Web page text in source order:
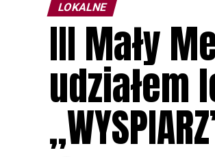
LOKALNE
III Mały
udziałem